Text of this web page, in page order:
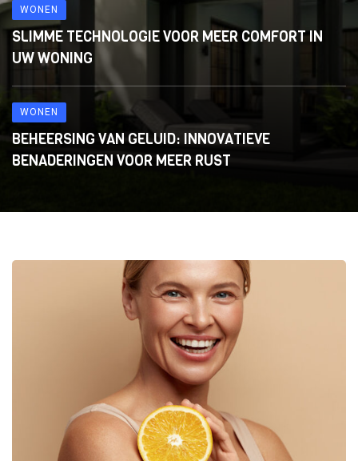
WONEN
SLIMME TECHNOLOGIE VOOR MEER COMFORT IN
UW WONING
WONEN
BEHEERSING VAN GELUID: INNOVATIEVE
BENADERINGEN VOOR MEER RUST